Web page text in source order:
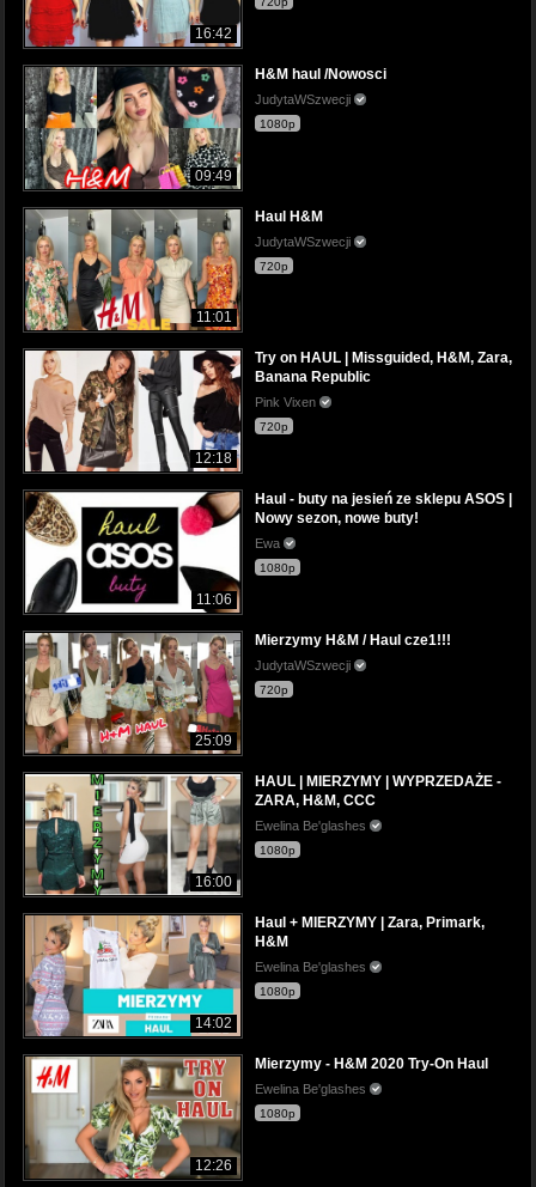
16:42
09:49
H&M haul /Nowosci
JudytaWSzwecji
1080p
11:01
Haul H&M
JudytaWSzwecji
720p
12:18
Try on HAUL | Missguided, H&M, Zara,
Banana Republic
Pink Vixen
720p
11:06
Haul - buty na jesień ze sklepu ASOS |
Nowy sezon, nowe buty!
Ewa
1080p
25:09
Mierzymy H&M / Haul cze1!!!
JudytaWSzwecji
720p
16:00
HAUL | MIERZYMY | WYPRZEDAŻE -
ZARA, H&M, CCC
Ewelina Be'glashes
1080p
14:02
Haul + MIERZYMY | Zara, Primark,
H&M
Ewelina Be'glashes
1080p
12:26
Mierzymy - H&M 2020 Try-On Haul
Ewelina Be'glashes
1080p